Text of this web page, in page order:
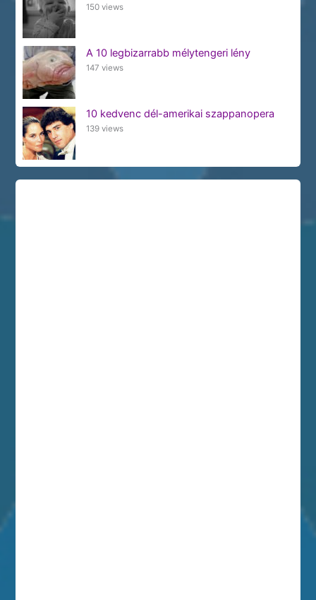
150 views
A 10 legbizarrabb mélytengeri lény
147 views
10 kedvenc dél-amerikai szappanopera
139 views